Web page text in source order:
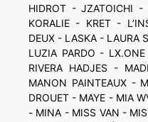
HIDROT - JZATOICHI
KORALIE - KRET -
DEUX - LASKA - LAURA
LUZIA PARDO -
RIVERA HADJES -
MANON PAINTEAUX -
DROUET - MAYE - MIA
- MINA - MISS VAN -